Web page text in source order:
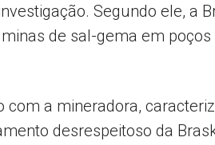
Segundo ele, a
de sal-gema em
a mineradora,
desrespeitoso da